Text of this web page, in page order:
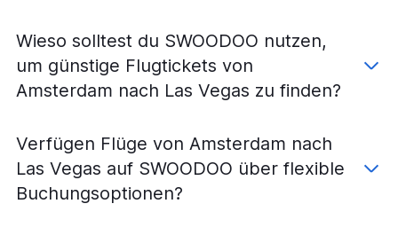
Wieso solltest du SWOODOO nutzen,
um günstige Flugtickets von
Amsterdam nach Las Vegas zu finden?
Verfügen Flüge von Amsterdam nach
Las Vegas auf SWOODOO über flexible
Buchungsoptionen?